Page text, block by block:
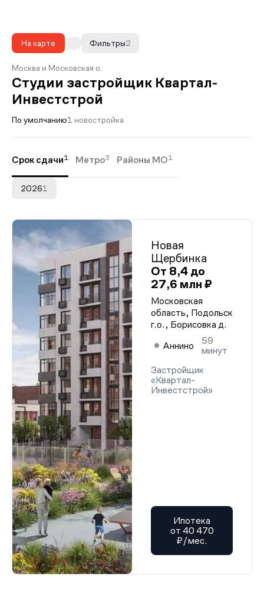
На карте 2
Фильтры
Москва и Московская о.
Студии застройщик Квартал-
Инвестстрой
По умолчанию1 новостройка
Срок сдачи1 Метро3 Районы МО1
20261
Новая
Щербинка
От 8,4 до
27,6 млн ₽
Московская
область, Подольск
г.о., Борисовка д.
Аннино
59
минут
Застройщик
«Квартал-
Инвестстрой»
Ипотека
от 40 470
₽/мес.